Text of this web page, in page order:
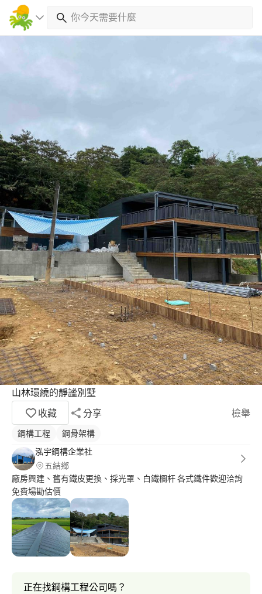
山林環繞的靜謐別墅
收藏
分享 檢舉
鋼構工程
鋼骨架構
泓宇鋼構企業社
五結鄉
廠房興建、舊有鐵皮更換、採光罩、白鐵欄杆 各式鐵件歡迎洽詢
免費場勘估價
正在找鋼構工程公司嗎？